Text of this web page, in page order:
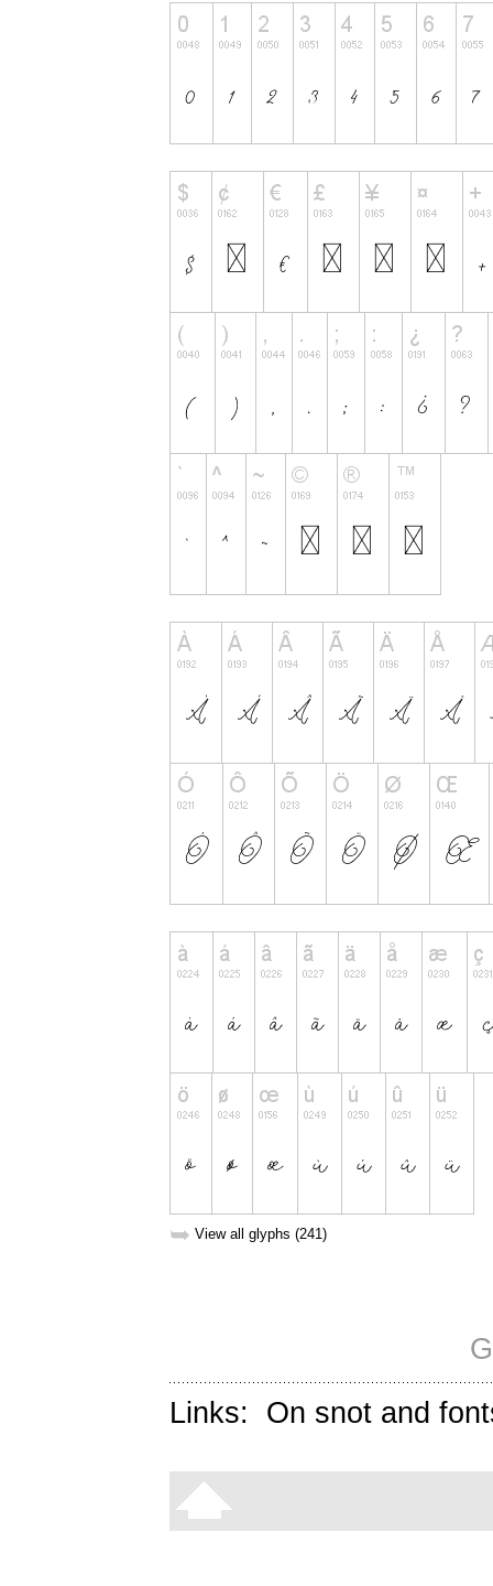
➥ View all glyphs (241)
Links: On snot and